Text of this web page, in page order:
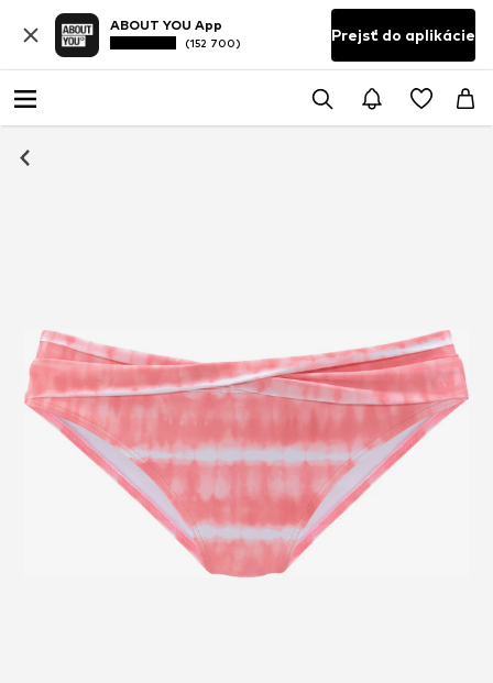
ABOUT YOU App
(152 700) Prejsť do aplikácie